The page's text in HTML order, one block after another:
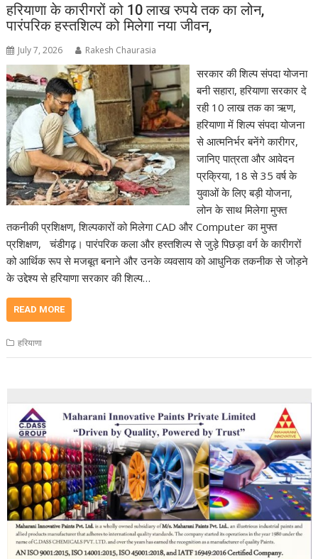
हरियाणा के कारीगरों को 10 लाख रुपये तक का लोन,
पारंपरिक हस्तशिल्प को मिलेगा नया जीवन,
July 7, 2026 Rakesh Chaurasia
सरकार की शिल्प संपदा योजना
बनी सहारा, हरियाणा सरकार दे
रही 10 लाख तक का ऋण,
हरियाणा में शिल्प संपदा योजना
से आत्मनिर्भर बनेंगे कारीगर,
जानिए पात्रता और आवेदन
प्रक्रिया, 18 से 35 वर्ष के
युवाओं के लिए बड़ी योजना,
लोन के साथ मिलेगा मुफ्त
तकनीकी प्रशिक्षण, शिल्पकारों को मिलेगा CAD और Computer का मुफ्त
प्रशिक्षण, चंडीगढ़। पारंपरिक कला और हस्तशिल्प से जुड़े पिछड़ा वर्ग के कारीगरों
को आर्थिक रूप से मजबूत बनाने और उनके व्यवसाय को आधुनिक तकनीक से जोड़ने
के उद्देश्य से हरियाणा सरकार की शिल्प…
READ MORE
हरियाणा